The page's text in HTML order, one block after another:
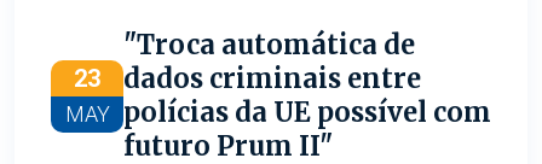
23
MAY
"Troca automática de
dados criminais entre
polícias da UE possível com
futuro Prum II"